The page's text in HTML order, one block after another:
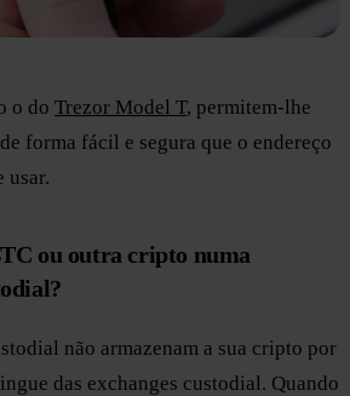
o do Trezor Model T, permitem-lhe
forma fácil e segura que o endereço
usar.
ou outra cripto numa
não armazenam a sua cripto por
das exchanges custodial. Quando